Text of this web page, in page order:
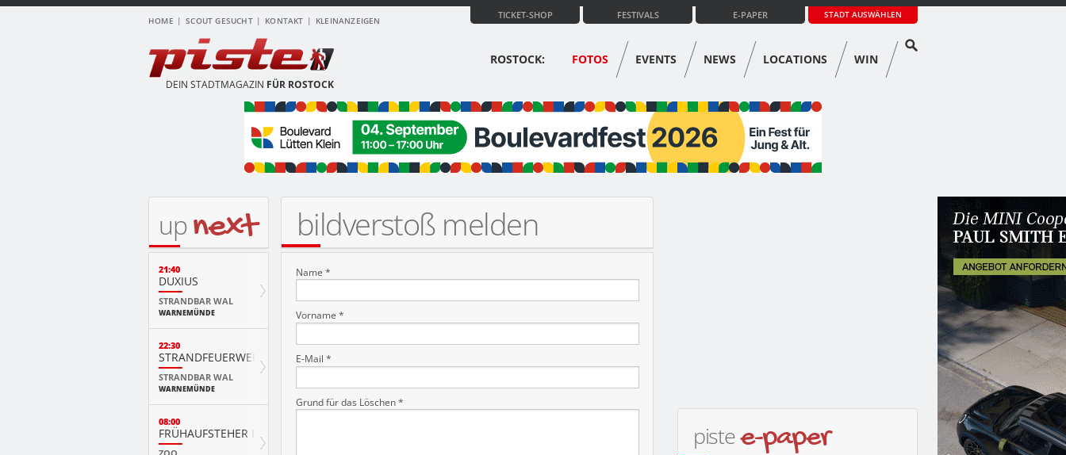
HOME SCOUT GESUCHT KONTAKT KLEINANZEIGEN
STADT AUSWÄHLEN
E-PAPER
FESTIVALS
TICKET-SHOP
DEIN STADTMAGAZIN FÜR ROSTOCK
ROSTOCK: FOTOS EVENTS NEWS LOCATIONS WIN
bildverstoß melden
Name *
Vorname *
E-Mail *
Grund für das Löschen *
upnext
21:40
DUXIUS
STRANDBAR WAL
WARNEMÜNDE
22:30
STRANDFEUERWERK
STRANDBAR WAL
WARNEMÜNDE
08:00
FRÜHAUFSTEHER IM ZOO
ZOO
pistee-paper